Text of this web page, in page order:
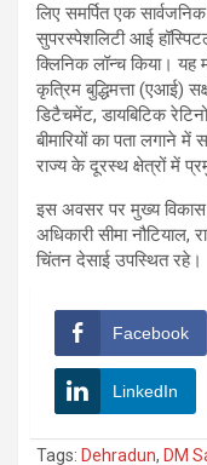
लिए समर्पित एक
सुपरस्पेशलिटी आई
क्लिनिक लॉन्च किया।
कृत्रिम बुद्धिमत्ता
डिटैचमेंट, डायबिटिक
बीमारियों का पता लगाने
राज्य के दूरस्थ क्षेत्रों में
इस अवसर पर मुख्य विकास
अधिकारी सीमा नौटियाल,
चिंतन देसाई उपस्थित रहे।
Facebook
LinkedIn
Tags: Dehradun, DM